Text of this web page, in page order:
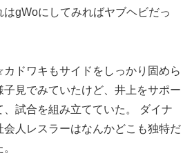
gWoにしてみればヤブヘビだっ
ドワキもサイドをしっかり固めら
見でみていたけど、井上をサポー
、試合を組み立てていた。 ダイナ
会人レスラーはなんかどこも独特だ